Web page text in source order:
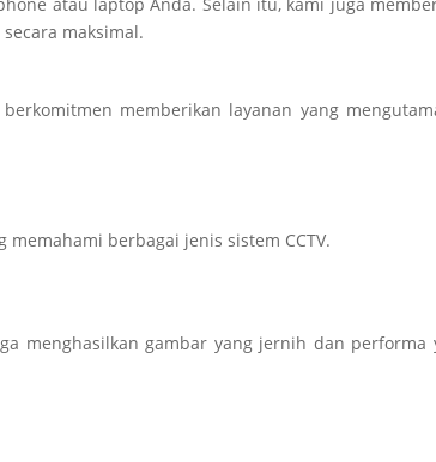
maksimal.
memberikan layanan yang
berbagai jenis sistem CCTV.
menghasilkan gambar yang jernih dan performa